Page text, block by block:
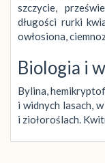
szczycie,
długości rurki
owłosiona,
Biologia i
Bylina,
i widnych lasach,
i ziołoroślach.